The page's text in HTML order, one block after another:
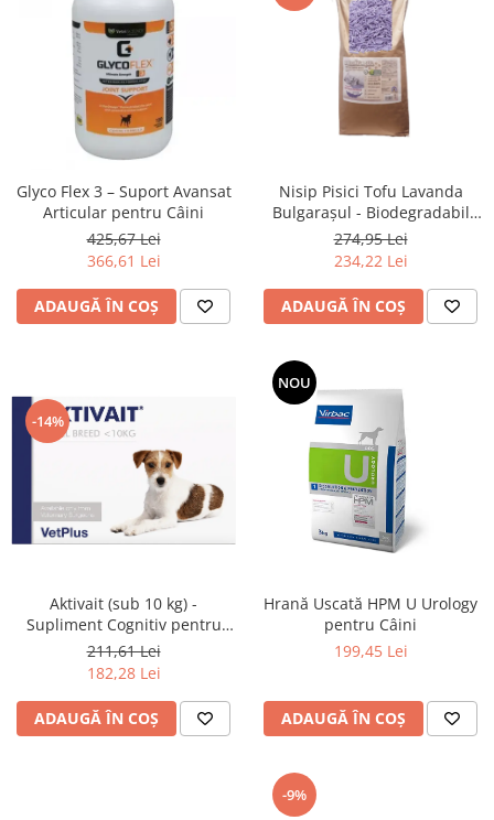
Glyco Flex 3 – Suport Avansat
Articular pentru Câini
425,67 Lei
366,61 Lei
ADAUGĂ ÎN COȘ
Nisip Pisici Tofu Lavanda
Bulgarașul - Biodegradabil
48L
274,95 Lei
234,22 Lei
ADAUGĂ ÎN COȘ
-14%
Aktivait (sub 10 kg) -
Supliment Cognitiv pentru
Câini Mici
211,61 Lei
182,28 Lei
ADAUGĂ ÎN COȘ
NOU
Hrană Uscată HPM U Urology
pentru Câini
199,45 Lei
ADAUGĂ ÎN COȘ
-9%